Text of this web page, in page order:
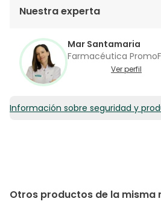
Nuestra experta
Mar Santamaria
Farmacéutica
Ver perfil
Información sobre seguridad y
Otros productos de la misma